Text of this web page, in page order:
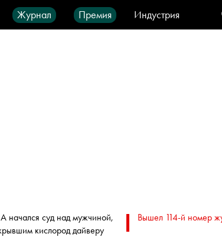
Журнал Премия
Индустрия
Город IT-продукты
начался суд над мужчиной,
кислород дайверу
Вышел 114-й номер